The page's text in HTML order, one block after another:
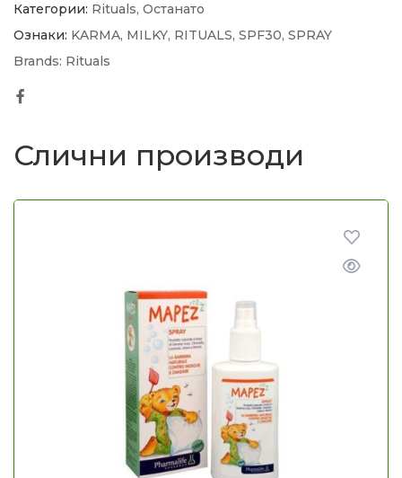
Категории: Rituals, Останато
Ознаки: KARMA, MILKY, RITUALS, SPF30, SPRAY
Brands: Rituals
Слични производи